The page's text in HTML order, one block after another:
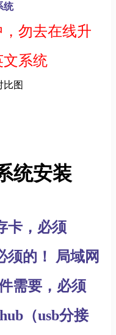
统
勿去在线升
文系统
比图
统安装
卡，必须
须的！ 局域网
需要，必须
（usb分接